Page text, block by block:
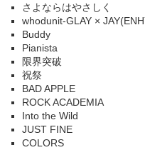
さよならはやさしく
whodunit-GLAY ×
Buddy
Pianista
限界突破
祝祭
BAD APPLE
ROCK ACADEMIA
Into the Wild
JUST FINE
COLORS